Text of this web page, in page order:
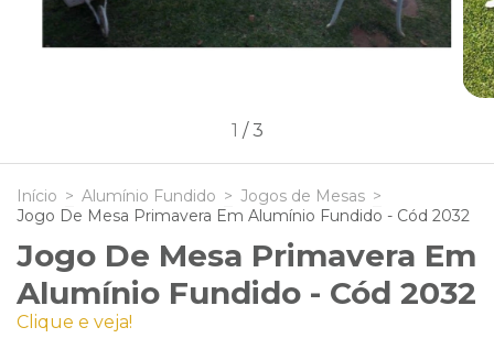
1 /3
Início > Alumínio Fundido > Jogos de Mesas >
Jogo De Mesa Primavera Em Alumínio Fundido - Cód 2032
Jogo De Mesa Primavera Em
Alumínio Fundido - Cód 2032
Clique e veja!